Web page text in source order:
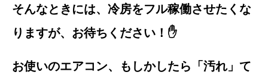
そんなときには、冷房をフル稼働させたくな
りますが、お待ちください！✋
お使いのエアコン、もしかしたら「汚れ」て